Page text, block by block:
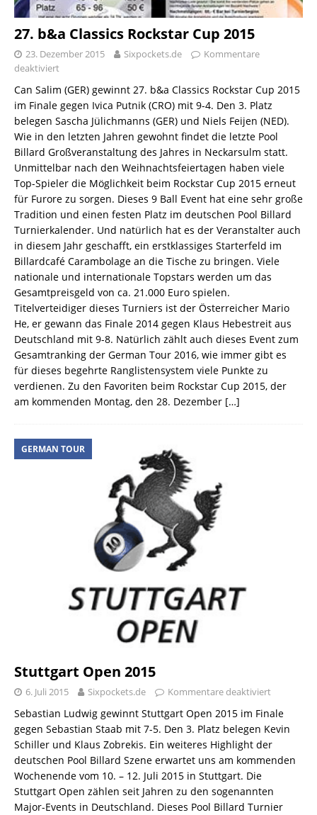
27. b&a Classics Rockstar Cup 2015
23. Dezember 2015 Sixpockets.de
Kommentare
deaktiviert
Can Salim (GER) gewinnt 27. b&a Classics Rockstar Cup 2015
im Finale gegen Ivica Putnik (CRO) mit 9-4. Den 3. Platz
belegen Sascha Jülichmanns (GER) und Niels Feijen (NED).
Wie in den letzten Jahren gewohnt findet die letzte Pool
Billard Großveranstaltung des Jahres in Neckarsulm statt.
Unmittelbar nach den Weihnachtsfeiertagen haben viele
Top-Spieler die Möglichkeit beim Rockstar Cup 2015 erneut
für Furore zu sorgen. Dieses 9 Ball Event hat eine sehr große
Tradition und einen festen Platz im deutschen Pool Billard
Turnierkalender. Und natürlich hat es der Veranstalter auch
in diesem Jahr geschafft, ein erstklassiges Starterfeld im
Billardcafé Carambolage an die Tische zu bringen. Viele
nationale und internationale Topstars werden um das
Gesamtpreisgeld von ca. 21.000 Euro spielen.
Titelverteidiger dieses Turniers ist der Österreicher Mario
He, er gewann das Finale 2014 gegen Klaus Hebestreit aus
Deutschland mit 9-8. Natürlich zählt auch dieses Event zum
Gesamtranking der German Tour 2016, wie immer gibt es
für dieses begehrte Ranglistensystem viele Punkte zu
verdienen. Zu den Favoriten beim Rockstar Cup 2015, der
am kommenden Montag, den 28. Dezember […]
GERMAN TOUR
Stuttgart Open 2015
6. Juli 2015 Sixpockets.de Kommentare deaktiviert
Sebastian Ludwig gewinnt Stuttgart Open 2015 im Finale
gegen Sebastian Staab mit 7-5. Den 3. Platz belegen Kevin
Schiller und Klaus Zobrekis. Ein weiteres Highlight der
deutschen Pool Billard Szene erwartet uns am kommenden
Wochenende vom 10. – 12. Juli 2015 in Stuttgart. Die
Stuttgart Open zählen seit Jahren zu den sogenannten
Major-Events in Deutschland. Dieses Pool Billard Turnier